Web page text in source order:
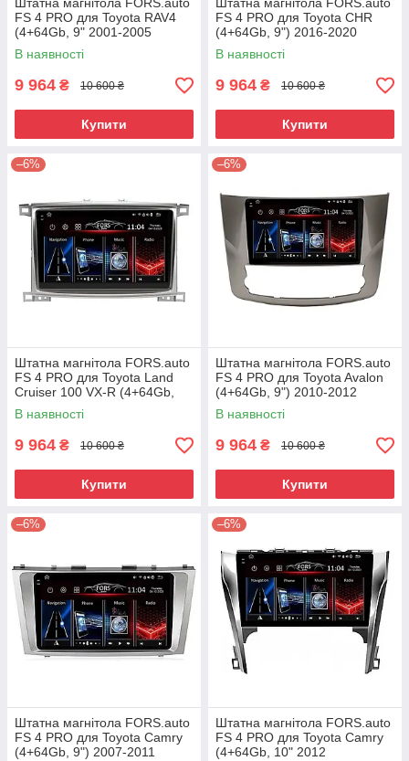
Штатна магнітола FORS.auto
FS 4 PRO для Toyota RAV4
(4+64Gb, 9" 2001-2005
В наявності
9 964 ₴ 10 600 ₴
Купити
Штатна магнітола FORS.auto
FS 4 PRO для Toyota CHR
(4+64Gb, 9") 2016-2020
В наявності
9 964 ₴ 10 600 ₴
Купити
–6%
Штатна магнітола FORS.auto
FS 4 PRO для Toyota Land
Cruiser 100 VX-R (4+64Gb,
10") 2003-2007
В наявності
9 964 ₴ 10 600 ₴
Купити
–6%
Штатна магнітола FORS.auto
FS 4 PRO для Toyota Avalon
(4+64Gb, 9") 2010-2012
В наявності
9 964 ₴ 10 600 ₴
Купити
–6%
Штатна магнітола FORS.auto
FS 4 PRO для Toyota Camry
(4+64Gb, 9") 2007-2011
–6%
Штатна магнітола FORS.auto
FS 4 PRO для Toyota Camry
(4+64Gb, 10" 2012